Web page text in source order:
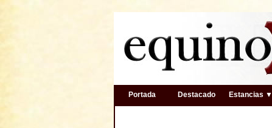
Portada Destacado Estancias ▼